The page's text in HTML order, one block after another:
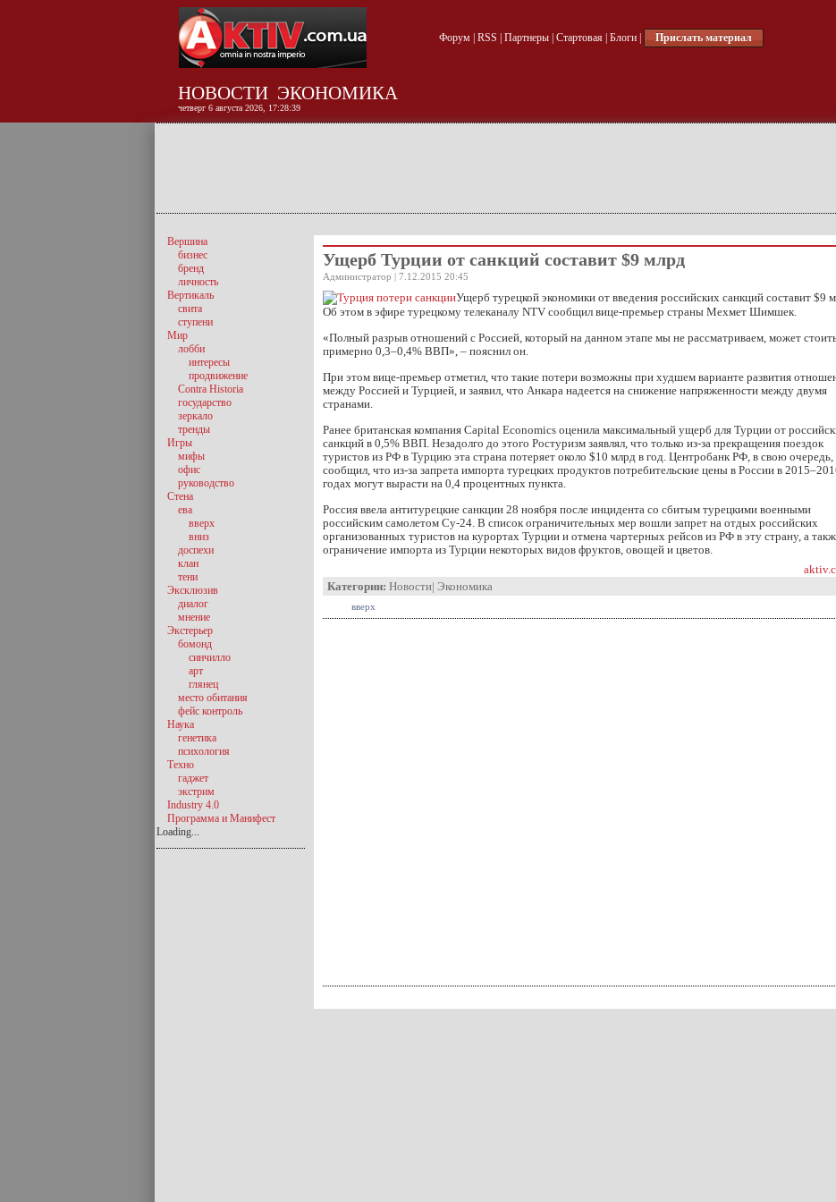
Форум| RSS Партнеры| Стартовая| Блоги| Прислать материал
НОВОСТИ ЭКОНОМИКА
четверг 6 августа 2026, 17:28:39
Ущерб Турции от санкций составит $9 млрд
Администратор | 7.12.2015 20:45
Ущерб турецкой экономики от введения российских санкций составит $9
Об этом в эфире турецкому телеканалу NTV сообщил вице-премьер страны Мехмет Шимшек.
«Полный разрыв отношений с Россией, который на данном этапе мы не рассматриваем, может
примерно 0,3–0,4% ВВП», – пояснил он.
При этом вице-премьер отметил, что такие потери возможны при худшем варианте развития
между Россией и Турцией, и заявил, что Анкара надеется на снижение напряженности между двумя
странами.
Ранее британская компания Capital Economics оценила максимальный ущерб для Турции от
санкций в 0,5% ВВП. Незадолго до этого Ростуризм заявлял, что только из-за прекращения поездок
туристов из РФ в Турцию эта страна потеряет около $10 млрд в год. Центробанк РФ, в свою очередь,
сообщил, что из-за запрета импорта турецких продуктов потребительские цены в России в
годах могут вырасти на 0,4 процентных пункта.
Россия ввела антитурецкие санкции 28 ноября после инцидента со сбитым турецкими военными
российским самолетом Су-24. В список ограничительных мер вошли запрет на отдых российских
организованных туристов на курортах Турции и отмена чартерных рейсов из РФ в эту страну, а
ограничение импорта из Турции некоторых видов фруктов, овощей и цветов.
Категории: Новости| Экономика
вверх
Вершина
бизнес
бренд
личность
Вертикаль
свита
ступени
Мир
лобби
интересы
продвижение
Contra Historia
государство
зеркало
тренды
Игры
мифы
офис
руководство
Стена
ева
вверх
вниз
доспехи
клан
тени
Эксклюзив
диалог
мнение
Экстерьер
бомонд
синчилло
арт
глянец
место обитания
фейс контроль
Наука
генетика
психология
Техно
гаджет
экстрим
Industry 4.0
Программа и Манифест
Loading...